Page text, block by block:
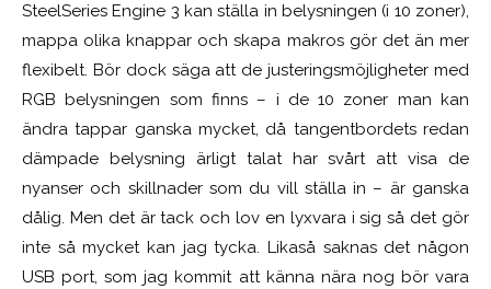
SteelSeries Engine 3 kan ställa in belysningen (i 10 zoner),
mappa olika knappar och skapa makros gör det än mer
flexibelt. Bör dock säga att de justeringsmöjligheter med
RGB belysningen som finns – i de 10 zoner man kan
ändra tappar ganska mycket, då tangentbordets redan
dämpade belysning ärligt talat har svårt att visa de
nyanser och skillnader som du vill ställa in – är ganska
dålig. Men det är tack och lov en lyxvara i sig så det gör
inte så mycket kan jag tycka. Likaså saknas det någon
USB port, som jag kommit att känna nära nog bör vara